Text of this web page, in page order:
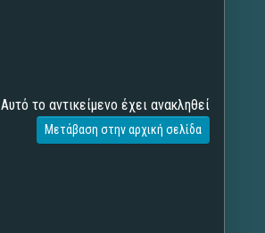
Αυτό το αντικείμενο έχει ανακληθεί
Μετάβαση στην αρχική σελίδα